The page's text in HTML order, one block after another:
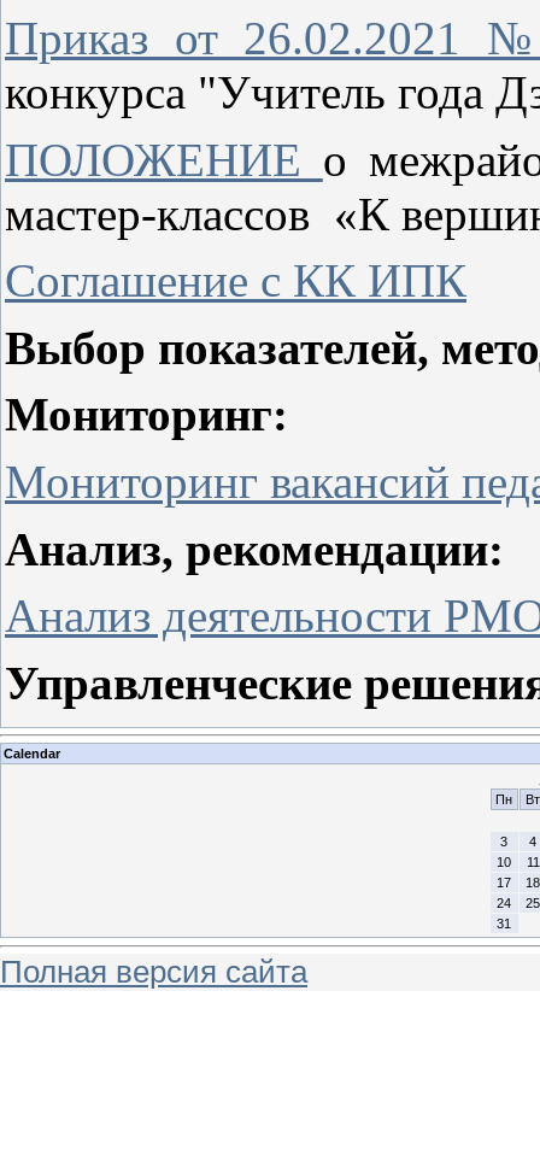
Приказ от 26.02.2021
конкурса "Учитель года
ПОЛОЖЕНИЕ о
мастер-классов «К
Соглашение с КК ИПК
Выбор показателей,
Мониторинг:
Мониторинг вакансий
Анализ, рекомендации:
Анализ деятельности
Управленческие
Calendar
Пн
Вт
3
4
10
11
17
18
24
25
31
Полная версия сайта